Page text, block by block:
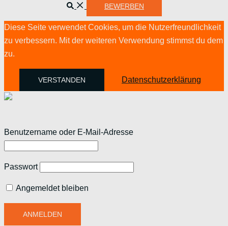
Suche BEWERBEN
Diese Seite verwendet Cookies, um die Nutzerfreundlichkeit
zu verbessern. Mit der weiteren Verwendung stimmst du dem
zu.
VERSTANDEN Datenschutzerklärung
Benutzername oder E-Mail-Adresse
Passwort
Angemeldet bleiben